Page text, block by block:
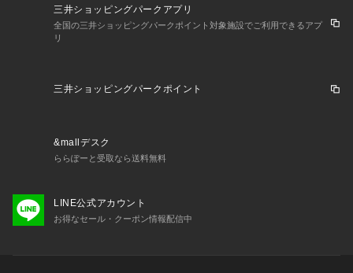
三井ショッピングパークアプリ
全国の三井ショッピングパークポイント対象施設でご利用できるアプ
リ
三井ショッピングパークポイント
&mallデスク
ららぽーと受取なら送料無料
LINE公式アカウント
お得なセール・クーポン情報配信中